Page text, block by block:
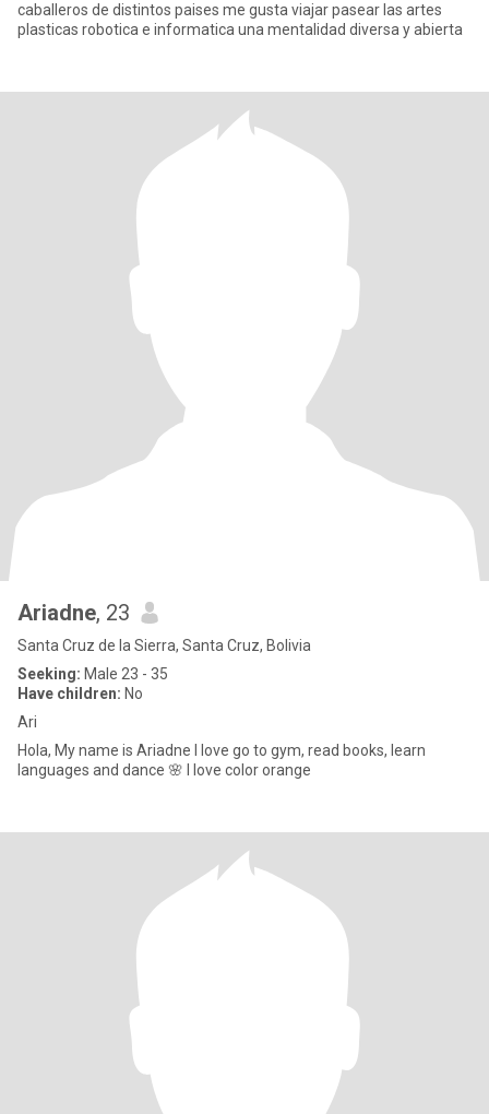
caballeros de distintos paises me gusta viajar pasear las artes
plasticas robotica e informatica una mentalidad diversa y abierta
Ariadne, 23
Santa Cruz de la Sierra, Santa Cruz, Bolivia
Seeking: Male 23 - 35
Have children: No
Ari
Hola, My name is Ariadne I love go to gym, read books, learn
languages and dance 🌸 I love color orange